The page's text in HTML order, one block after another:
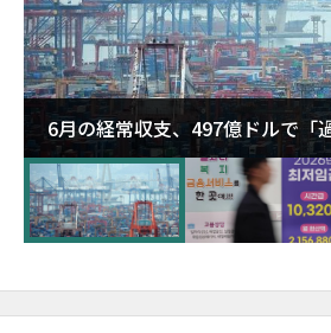
6月の経常収支、497億ドルで「
が初の1000億ドル突破